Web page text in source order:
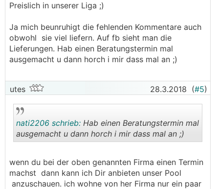
Preislich in unserer Liga ;)
Ja mich beunruhigt die fehlenden Kommentare auch
obwohl sie viel liefern. Auf fb sieht man die
Lieferungen. Hab einen Beratungstermin mal
ausgemacht u dann horch i mir dass mal an ;)
utes 28.3.2018 (#5)
..
nati2206 schrieb: Hab einen Beratungstermin mal
ausgemacht u dann horch i mir dass mal an ;)
wenn du bei der oben genannten Firma einen Termin
machst dann kann ich Dir anbieten unser Pool
anzuschauen. ich wohne von her Firma nur ein paar